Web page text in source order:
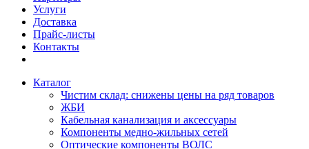
Услуги
Доставка
Прайс-листы
Контакты
Каталог
Чистим склад: снижены цены на ряд товаров
ЖБИ
Кабельная канализация и аксессуары
Компоненты медно-жильных сетей
Оптические компоненты ВОЛС